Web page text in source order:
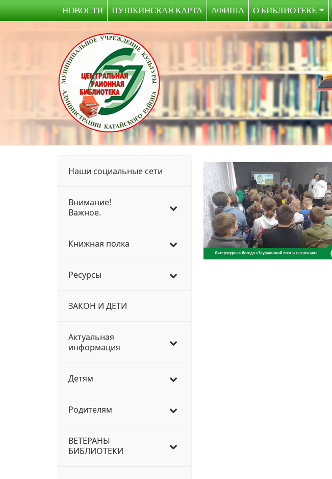
НОВОСТИ ПУШКИНСКАЯ КАРТА АФИША О БИБЛИОТЕКЕ
Наши социальные сети
Внимание!
Важное.
Книжная полка
Ресурсы
ЗАКОН И ДЕТИ
Актуальная
информация
Детям
Родителям
ВЕТЕРАНЫ
БИБЛИОТЕКИ